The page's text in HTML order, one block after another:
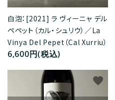
白泡：[2021] ラ ヴィーニャ デル
ペペット（カル・シュリウ）／La
Vinya Del Pepet（Cal Xurriu）
6,600円(税込)
favorite